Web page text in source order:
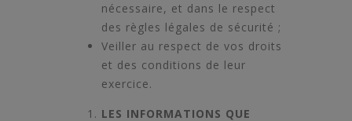
nécessaire, et dans le respect
des règles légales de sécurité ;
Veiller au respect de vos droits
et des conditions de leur
exercice.
LES INFORMATIONS QUE